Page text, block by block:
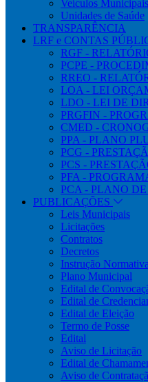
Veículos Municipais
Unidades de Saúde
TRANSPARÊNCIA
LRF e CONTAS
RGF -
PCPE -
RREO -
LOA - LEI
LDO - LEI DE
PRGFIN -
CMED -
PPA - PLANO
PCG -
PCS -
PFA -
PCA - PLANO
PUBLICAÇÕES
Leis Municipais
Licitações
Contratos
Decretos
Instrução Normativa
Plano Municipal
Edital de
Edital de
Edital de Eleição
Termo de Posse
Edital
Aviso de Licitação
Edital de
Aviso de